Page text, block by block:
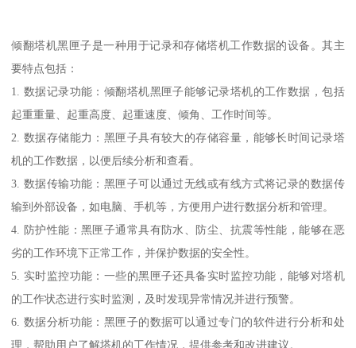
倾翻塔机黑匣子是一种用于记录和存储塔机工作数据的设备。其主
要特点包括：
1. 数据记录功能：倾翻塔机黑匣子能够记录塔机的工作数据，包括
起重重量、起重高度、起重速度、倾角、工作时间等。
2. 数据存储能力：黑匣子具有较大的存储容量，能够长时间记录塔
机的工作数据，以便后续分析和查看。
3. 数据传输功能：黑匣子可以通过无线或有线方式将记录的数据传
输到外部设备，如电脑、手机等，方便用户进行数据分析和管理。
4. 防护性能：黑匣子通常具有防水、防尘、抗震等性能，能够在恶
劣的工作环境下正常工作，并保护数据的安全性。
5. 实时监控功能：一些的黑匣子还具备实时监控功能，能够对塔机
的工作状态进行实时监测，及时发现异常情况并进行预警。
6. 数据分析功能：黑匣子的数据可以通过专门的软件进行分析和处
理，帮助用户了解塔机的工作情况，提供参考和改进建议。